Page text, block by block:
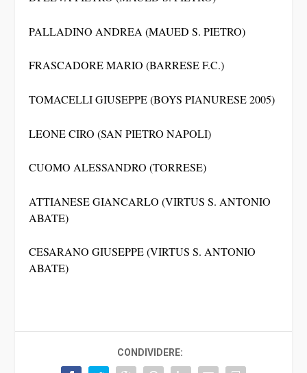
PALLADINO ANDREA (MAUED S. PIETRO)
FRASCADORE MARIO (BARRESE F.C.)
TOMACELLI GIUSEPPE (BOYS PIANURESE 2005)
LEONE CIRO (SAN PIETRO NAPOLI)
CUOMO ALESSANDRO (TORRESE)
ATTIANESE GIANCARLO (VIRTUS S. ANTONIO
ABATE)
CESARANO GIUSEPPE (VIRTUS S. ANTONIO
ABATE)
CONDIVIDERE: